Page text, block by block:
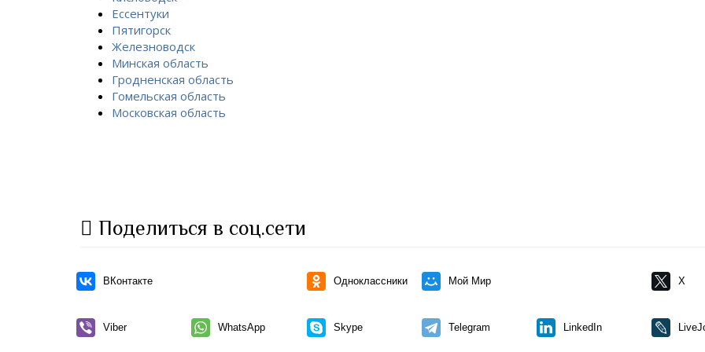
Ессентуки
Пятигорск
Железноводск
Минская область
Гродненская область
Гомельская область
Московская область
Поделиться в соц.сети
ВКонтакте Одноклассники Мой Мир X
Viber WhatsApp Skype Telegram LinkedIn